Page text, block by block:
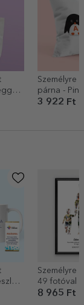
-
Személyre
párna -
3 922 Ft
Személyre
49 fotóval
szöveggel
8 965 Ft